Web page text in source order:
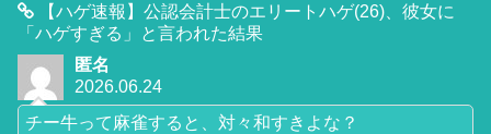
【ハゲ速報】公認会計士のエリートハゲ(26)、彼女に
「ハゲすぎる」と言われた結果
匿名
2026.06.24
チー牛って麻雀すると、対々和すきよな？